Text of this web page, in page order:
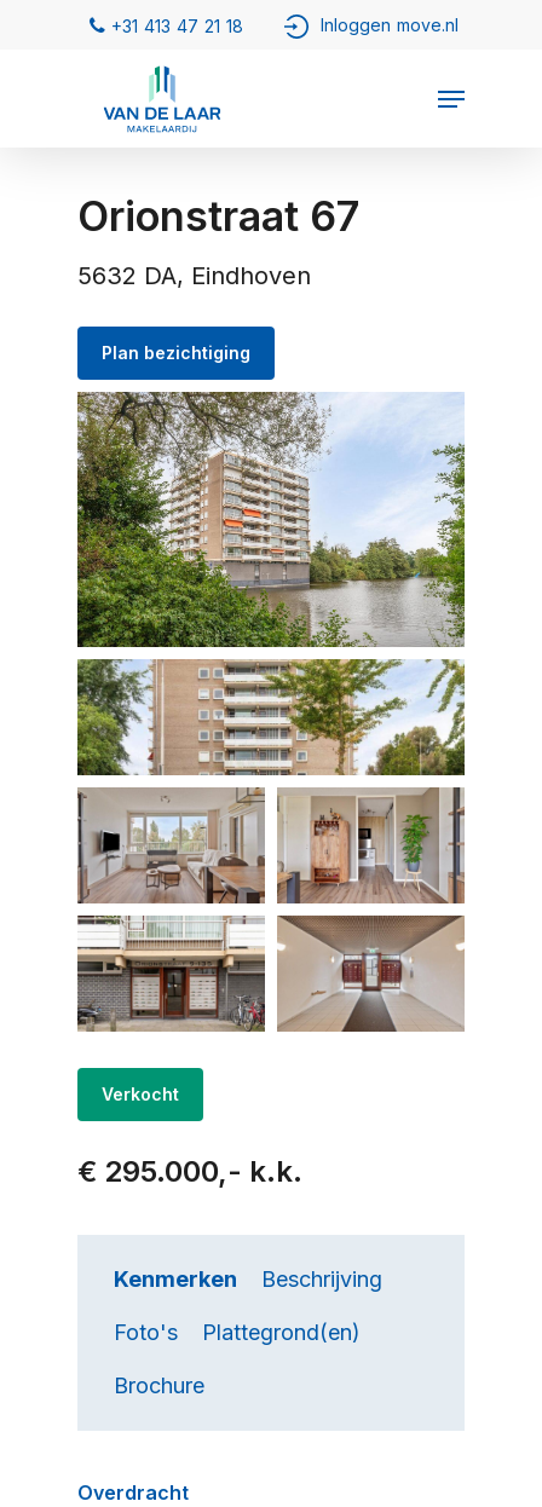
Orionstraat 67
5632 DA, Eindhoven
Plan bezichtiging
Verkocht
€ 295.000,- k.k.
Kenmerken Beschrijving
Foto's Plattegrond(en)
Brochure
Overdracht